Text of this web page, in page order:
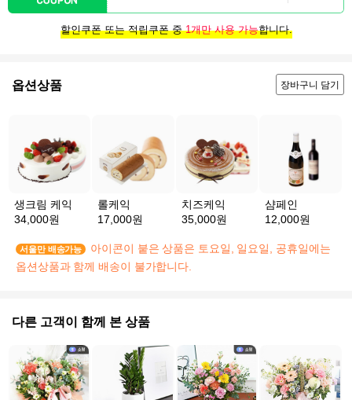
할인쿠폰 또는 적립쿠폰 중1개만 사용 가능합니다.
옵션상품 장바구니 담기
생크림 케익
34,000원
롤케익
17,000원
치즈케익
35,000원
샴페인
12,000원
서울만 배송가능
아이콘이 붙은 상품은 토요일, 일요일, 공휴일에는
옵션상품과 함께 배송이 불가합니다.
다른 고객이 함께 본 상품